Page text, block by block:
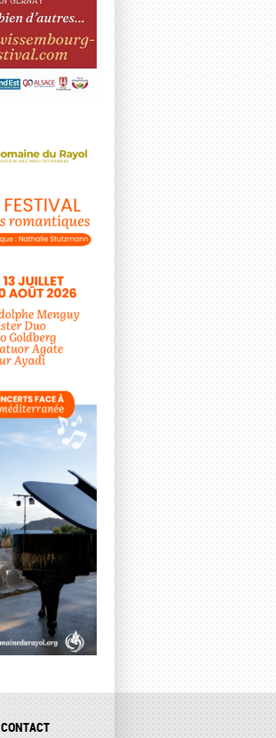
CONTACT